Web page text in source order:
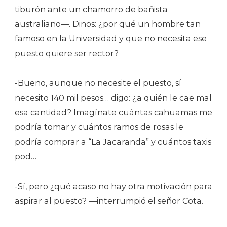
tiburón ante un chamorro de bañista
australiano—. Dinos: ¿por qué un hombre tan
famoso en la Universidad y que no necesita ese
puesto quiere ser rector?
-Bueno, aunque no necesite el puesto, sí
necesito 140 mil pesos… digo: ¿a quién le cae mal
esa cantidad? Imagínate cuántas cahuamas me
podría tomar y cuántos ramos de rosas le
podría comprar a “La Jacaranda” y cuántos taxis
pod…
-Sí, pero ¿qué acaso no hay otra motivación para
aspirar al puesto? —interrumpió el señor Cota.